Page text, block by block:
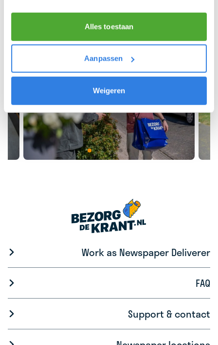
Alles toestaan
Aanpassen
Weigeren
Work as Newspaper Deliverer
FAQ
Support & contact